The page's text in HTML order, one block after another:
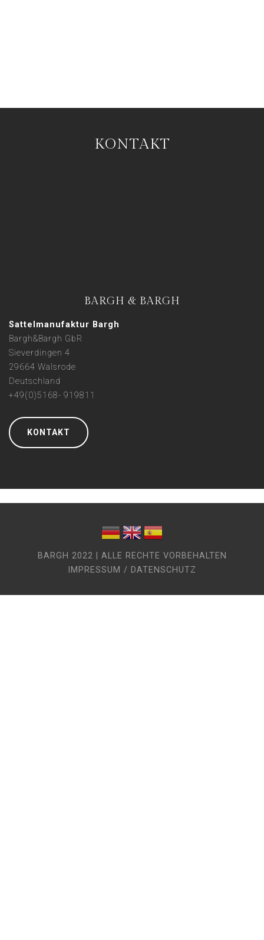
KONTAKT
BARGH & BARGH
Sattelmanufaktur Bargh
Bargh&Bargh GbR
Sieverdingen 4
29664 Walsrode
Deutschland
+49(0)5168- 919811
KONTAKT
BARGH 2022 | ALLE RECHTE VORBEHALTEN
IMPRESSUM / DATENSCHUTZ